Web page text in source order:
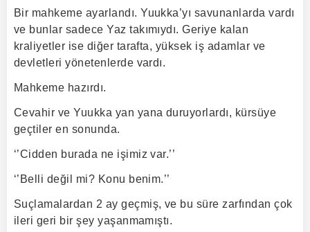
Bir mahkeme ayarlandı. Yuukka’yı savunanlarda vardı
ve bunlar sadece Yaz takımıydı. Geriye kalan
kraliyetler ise diğer tarafta, yüksek iş adamlar ve
devletleri yönetenlerde vardı.
Mahkeme hazırdı.
Cevahir ve Yuukka yan yana duruyorlardı, kürsüye
geçtiler en sonunda.
‘’Cidden burada ne işimiz var.’’
‘’Belli değil mi? Konu benim.’’
Suçlamalardan 2 ay geçmiş, ve bu süre zarfından çok
ileri geri bir şey yaşanmamıştı.